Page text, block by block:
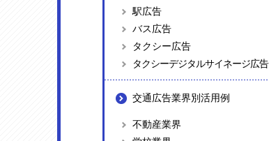
駅広告
バス広告
タクシー広告
タクシーデジタルサイネージ広告
交通広告業界別活用例
不動産業界